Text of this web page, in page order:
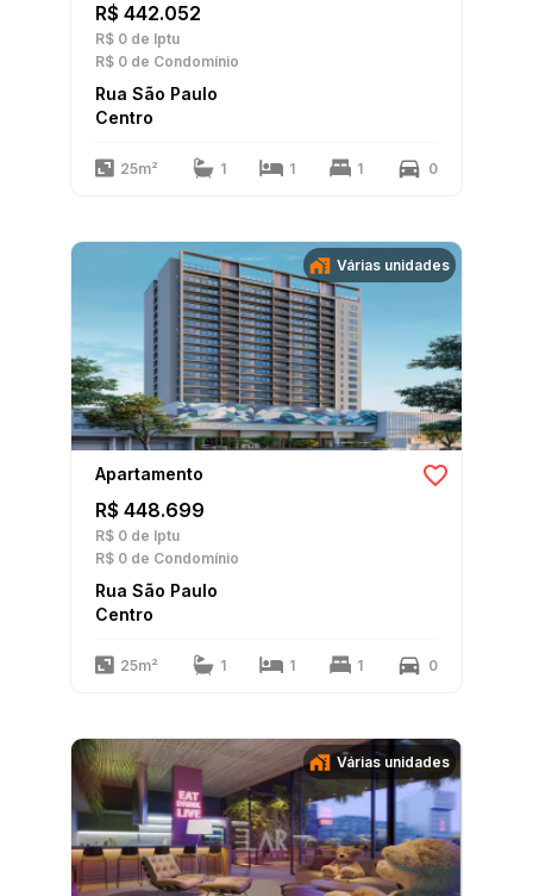
R$ 442.052
R$ 0 de Iptu
R$ 0 de Condomínio
Rua São Paulo
Centro
25m² 1 1 1 0
Várias unidades
Apartamento
R$ 448.699
R$ 0 de Iptu
R$ 0 de Condomínio
Rua São Paulo
Centro
25m² 1 1 1 0
Várias unidades